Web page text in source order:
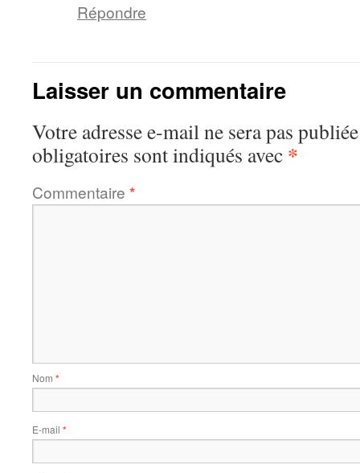
Répondre
Laisser un commentaire
Votre adresse e-mail ne sera pas
obligatoires sont indiqués avec *
Commentaire *
Nom *
E-mail *